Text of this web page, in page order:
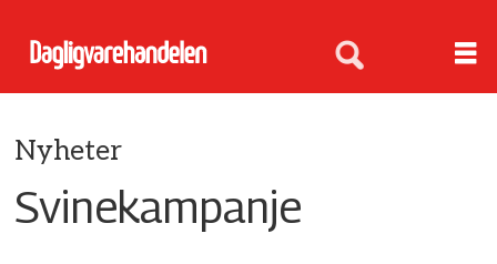
Nyheter
Svinekampanje